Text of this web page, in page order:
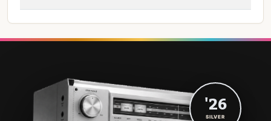
'26
SILVER